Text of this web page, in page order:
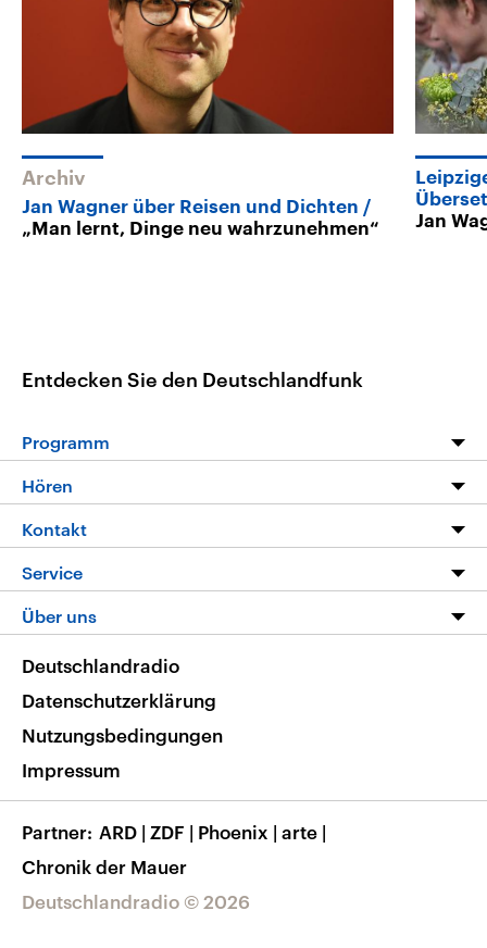
Archiv
Jan Wagner über Reisen und Dichten
„Man lernt, Dinge neu wahrzunehmen“
Jan
Entdecken Sie den Deutschlandfunk
Programm
Programm
Die Nachrichten
Nachrichtenleicht
Neue Beiträge auf dlf.de
Hören
Livestream
Podcasts
Deutschlandfunk App
Nachrichten App
Frequenzen
Kontakt
Hörerservice
Service
FAQ
Veranstaltungen
Musikliste
RSS
Über uns
Barrierefreiheit
Deutschlandradio © 2026
Deutschlandradio
Datenschutzerklärung
Nutzungsbedingungen
Impressum
Partner ARD | ZDF | Phoenix | arte |
Chronik der Mauer